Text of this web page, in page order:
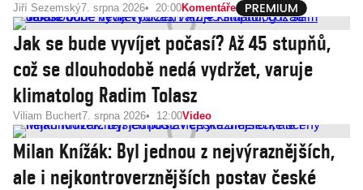
Jiří Sezemský7. srpna 2026 20:00Komentáře
Jak se bude vyvíjet počasí? Až 45 stupňů,
což se dlouhodobě nedá vydržet, varuje
klimatolog Radim Tolasz
Viliam Buchert7. srpna 2026 12:00Video
Milan Knížák: Byl jednou z nejvýraznějších,
ale i nejkontroverznějších postav české